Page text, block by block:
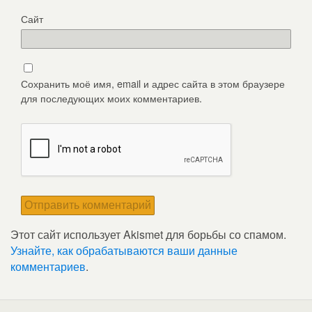
Сайт
Сохранить моё имя, email и адрес сайта в этом браузере
для последующих моих комментариев.
Этот сайт использует Akismet для борьбы со спамом.
Узнайте, как обрабатываются ваши данные
комментариев.